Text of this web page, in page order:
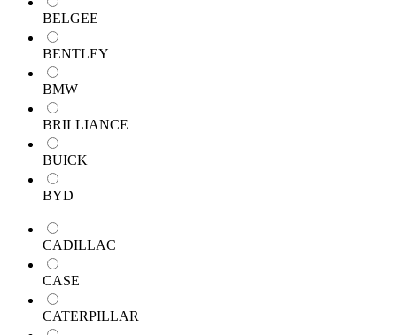
BELGEE
BENTLEY
BMW
BRILLIANCE
BUICK
BYD
CADILLAC
CASE
CATERPILLAR